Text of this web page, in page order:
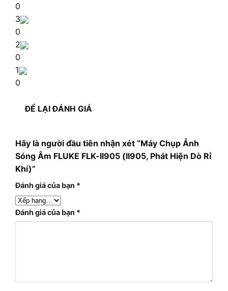
0
3
0
2
0
1
0
ĐỂ LẠI ĐÁNH GIÁ
Hãy là người đầu tiên nhận xét “Máy Chụp Ảnh
Sóng Âm FLUKE FLK-II905 (II905, Phát Hiện Dò Rỉ
Khí)”
Đánh giá của bạn *
Đánh giá của bạn *